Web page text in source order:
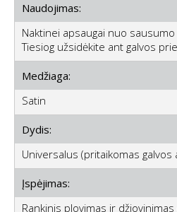
Naudojimas:
Naktinei apsaugai nuo
Tiesiog užsidėkite ant galvos
Medžiaga:
Satin
Dydis:
Universalus (pritaikomas galvos
Įspėjimas:
Rankinis plovimas ir